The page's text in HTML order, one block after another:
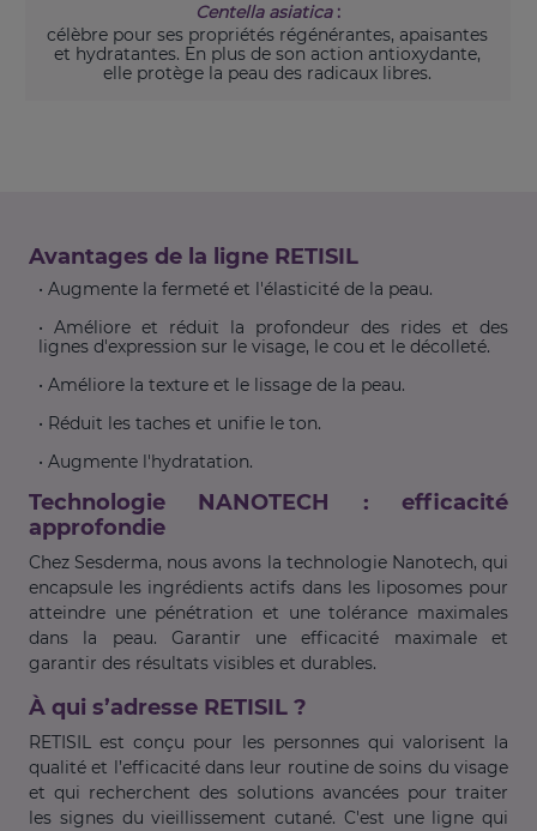
Centella asiatica :
célèbre pour ses propriétés régénérantes, apaisantes
et hydratantes. En plus de son action antioxydante,
elle protège la peau des radicaux libres.
Avantages de la ligne RETISIL
• Augmente la fermeté et l'élasticité de la peau.
• Améliore et réduit la profondeur des rides et des
lignes d'expression sur le visage, le cou et le décolleté.
• Améliore la texture et le lissage de la peau.
• Réduit les taches et unifie le ton.
• Augmente l'hydratation.
Technologie NANOTECH : efficacité
approfondie
Chez Sesderma, nous avons la technologie Nanotech, qui
encapsule les ingrédients actifs dans les liposomes pour
atteindre une pénétration et une tolérance maximales
dans la peau. Garantir une efficacité maximale et
garantir des résultats visibles et durables.
À qui s’adresse RETISIL ?
RETISIL est conçu pour les personnes qui valorisent la
qualité et l’efficacité dans leur routine de soins du visage
et qui recherchent des solutions avancées pour traiter
les signes du vieillissement cutané. C'est une ligne qui